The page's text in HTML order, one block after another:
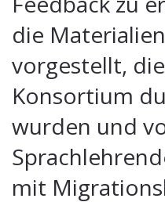
die
vorgestellt,
Konsortium
wurden und
mit